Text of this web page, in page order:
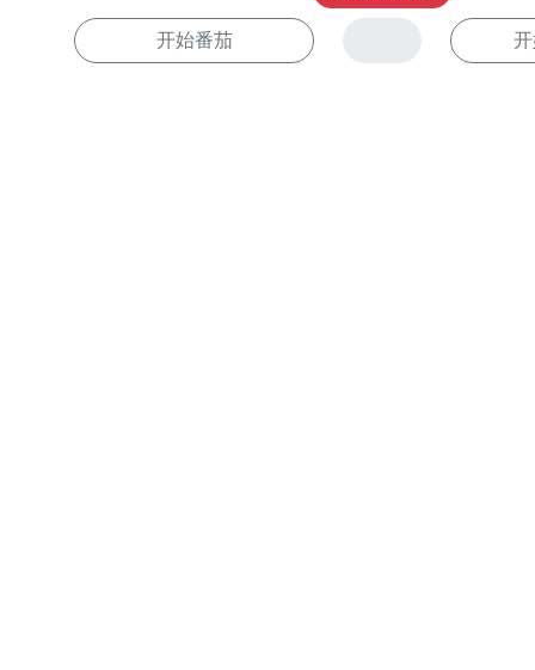
开始番茄